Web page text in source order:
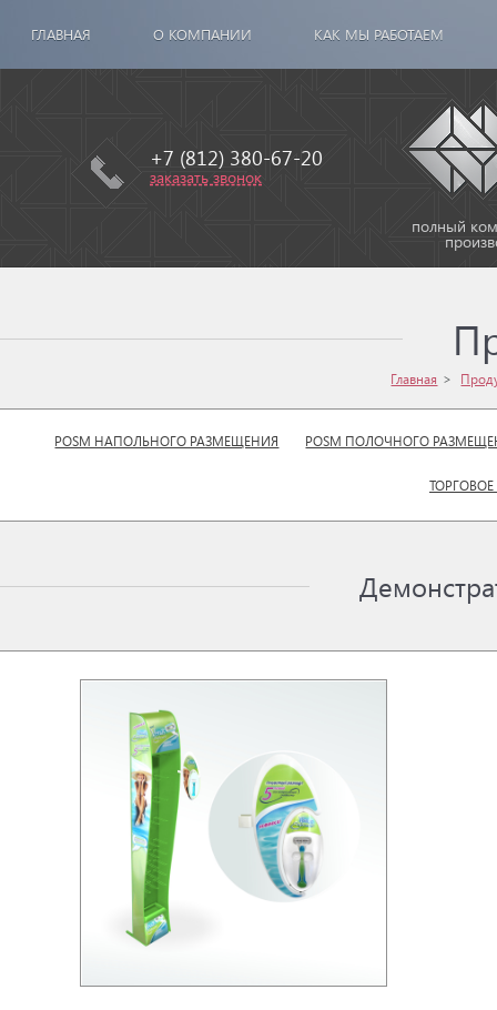
ГЛАВНАЯ О КОМПАНИИ КАК МЫ РАБОТАЕМ
+7 (812) 380-67-20
заказать звонок
полный
Главная
POSM НАПОЛЬНОГО РАЗМЕЩЕНИЯ POSM ПОЛОЧНОГО